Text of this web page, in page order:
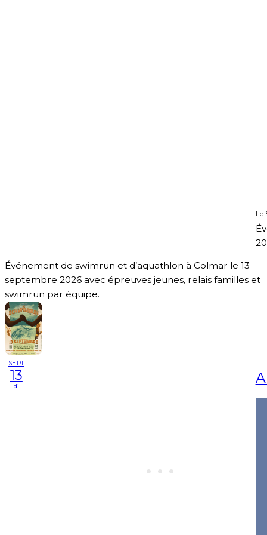
Le
Événement de swimrun et d’aquathlon à Colmar le 13
septembre 2026 avec épreuves jeunes, relais familles et
swimrun par équipe.
SEPT
13
di